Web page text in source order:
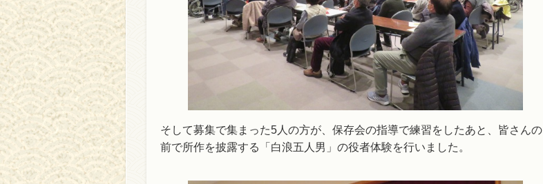
そして募集で集まった5人の方が、保存会の指導で練習をしたあと、皆さんの
前で所作を披露する「白浪五人男」の役者体験を行いました。